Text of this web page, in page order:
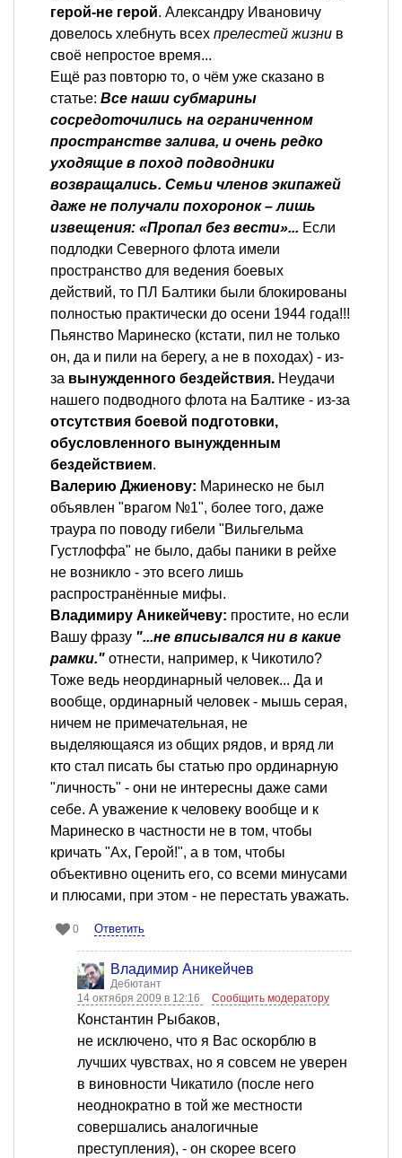
герой-не герой. Александру Ивановичу
довелось хлебнуть всех прелестей жизни в
своё непростое время...
Ещё раз повторю то, о чём уже сказано в
статье: Все наши субмарины
сосредоточились на ограниченном
пространстве залива, и очень редко
уходящие в поход подводники
возвращались. Семьи членов экипажей
даже не получали похоронок – лишь
извещения: «Пропал без вести»... Если
подлодки Северного флота имели
пространство для ведения боевых
действий, то ПЛ Балтики были блокированы
полностью практически до осени 1944 года!!!
Пьянство Маринеско (кстати, пил не только
он, да и пили на берегу, а не в походах) - из-
за вынужденного бездействия. Неудачи
нашего подводного флота на Балтике - из-за
отсутствия боевой подготовки,
обусловленного вынужденным
бездействием.
Валерию Джиенову: Маринеско не был
объявлен "врагом №1", более того, даже
траура по поводу гибели "Вильгельма
Густлоффа" не было, дабы паники в рейхе
не возникло - это всего лишь
распространённые мифы.
Владимиру Аникейчеву: простите, но если
Вашу фразу "...не вписывался ни в какие
рамки." отнести, например, к Чикотило?
Тоже ведь неординарный человек... Да и
вообще, ординарный человек - мышь серая,
ничем не примечательная, не
выделяющаяся из общих рядов, и вряд ли
кто стал писать бы статью про ординарную
"личность" - они не интересны даже сами
себе. А уважение к человеку вообще и к
Маринеско в частности не в том, чтобы
кричать "Ах, Герой!", а в том, чтобы
объективно оценить его, со всеми минусами
и плюсами, при этом - не перестать уважать.
0 Ответить
Владимир Аникейчев
Дебютант
14 октября 2009 в 12:16
Сообщить модератору
Константин Рыбаков,
не исключено, что я Вас оскорблю в
лучших чувствах, но я совсем не уверен
в виновности Чикатило (после него
неоднократно в той же местности
совершались аналогичные
преступления), - он скорее всего